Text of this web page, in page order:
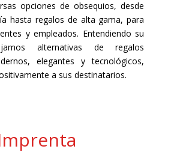
opciones de obsequios, desde
hasta regalos de alta gama, para
y empleados. Entendiendo su
alternativas de regalos
elegantes y tecnológicos,
a sus destinatarios.